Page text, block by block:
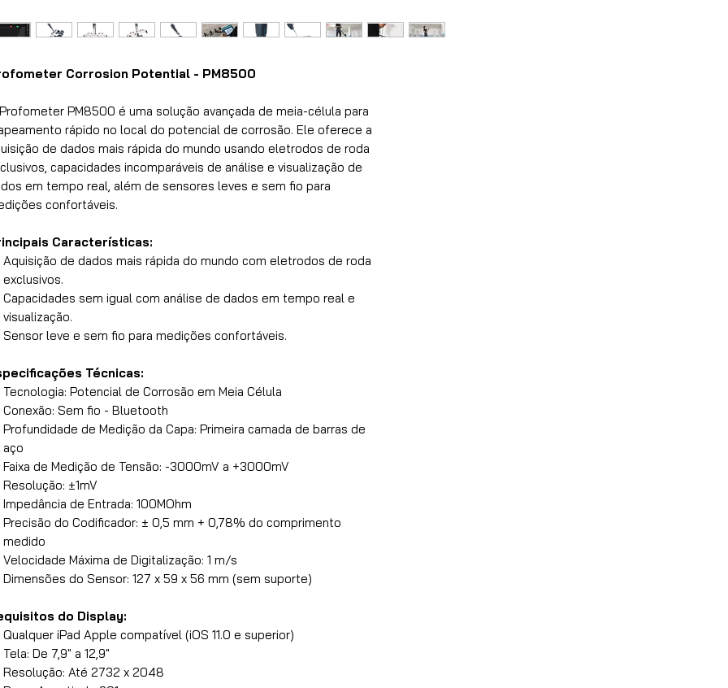
Corrosion Potential - PM8500
PM8500 é uma solução avançada de meia-célula para
rápido no local do potencial de corrosão. Ele oferece a
de dados mais rápida do mundo usando eletrodos de roda
capacidades incomparáveis de análise e visualização de
em tempo real, além de sensores leves e sem fio para
confortáveis.
Características:
Aquisição de dados mais rápida do mundo com eletrodos de roda
exclusivos.
Capacidades sem igual com análise de dados em tempo real e
visualização.
Sensor leve e sem fio para medições confortáveis.
Técnicas:
Tecnologia: Potencial de Corrosão em Meia Célula
Conexão: Sem fio - Bluetooth
Profundidade de Medição da Capa: Primeira camada de barras de
aço
Faixa de Medição de Tensão: -3000mV a +3000mV
Resolução: ±1mV
Impedância de Entrada: 100MOhm
Precisão do Codificador: ± 0,5 mm + 0,78% do comprimento
medido
Velocidade Máxima de Digitalização: 1 m/s
Dimensões do Sensor: 127 x 59 x 56 mm (sem suporte)
do Display:
Qualquer iPad Apple compatível (iOS 11.0 e superior)
Tela: De 7,9" a 12,9"
Resolução: Até 2732 x 2048